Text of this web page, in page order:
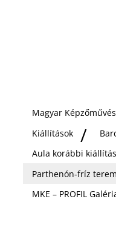
Magyar
Kiállítások
Aula korábbi
Parthenón-fríz
MKE – PROFIL